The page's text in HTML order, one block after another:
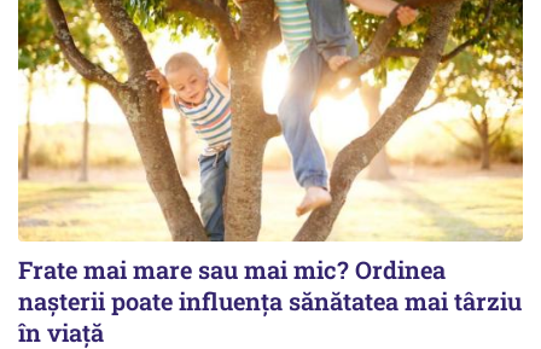
Frate mai mare sau mai mic? Ordinea
nașterii poate influența sănătatea mai târziu
în viață